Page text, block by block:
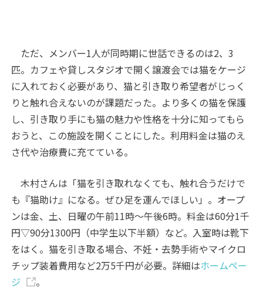
ただ、メンバー1人が同時期に世話できるのは2、3
匹。カフェや貸しスタジオで開く譲渡会では猫をケージ
に入れておく必要があり、猫と引き取り希望者がじっく
りと触れ合えないのが課題だった。より多くの猫を保護
し、引き取り手にも猫の魅力や性格を十分に知ってもら
おうと、この施設を開くことにした。利用料金は猫のえ
さ代や治療費に充てている。
木村さんは「猫を引き取れなくても、触れ合うだけで
も『猫助け』になる。ぜひ足を運んでほしい」。オープ
ンは金、土、日曜の午前11時～午後6時。料金は60分1千
円▽90分1300円（中学生以下半額）など。入室時は靴下
をはく。猫を引き取る場合、不妊・去勢手術やマイクロ
チップ装着費用など2万5千円が必要。詳細はホームペー
ジ
。